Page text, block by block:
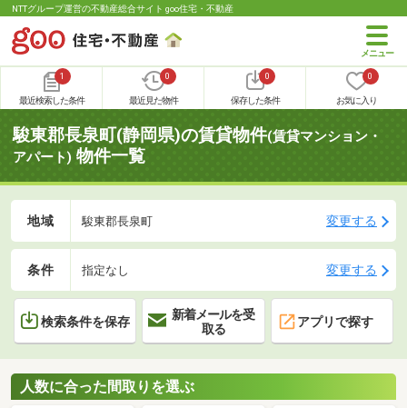
NTTグループ運営の不動産総合サイト goo住宅・不動産
1
最近検索した条件
0
最近見た物件
0
保存した条件
0
お気に入り
駿東郡長泉町(静岡県)の賃貸物件(賃貸マンション・
アパート) 物件一覧
地域 駿東郡長泉町 変更する
条件 指定なし 変更する
検索条件を保存
新着メールを受
取る
アプリで探す
人数に合った間取りを選ぶ